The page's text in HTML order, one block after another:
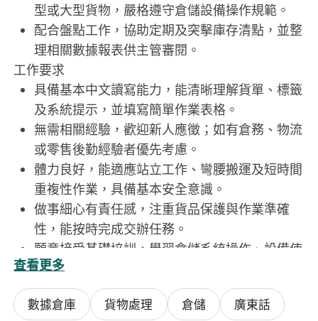
型或大型貨物，嚴格遵守倉儲設備操作規範。
配合盤點工作，協助定期及突擊庫存清點，並整
理相關數據報表供主管審閱。
工作要求
具備基本中文讀寫能力，能清晰理解貨單、標籤
及系統提示，並填寫簡單作業表格。
無需相關經驗，歡迎新人應徵；如有倉務、物流
或零售後勤經驗者優先考慮。
體力良好，能適應站立工作、彎腰搬運及短時間
重複性作業，具備基本安全意識。
做事細心有責任感，注重貨品保護與作業準確
性，能按時完成交辦任務。
願意接受基礎培訓，學習倉儲系統操作、設備使
用及標準作業流程（SOP）。
查看更多
數據倉庫 貨物處理 倉儲 廣東話